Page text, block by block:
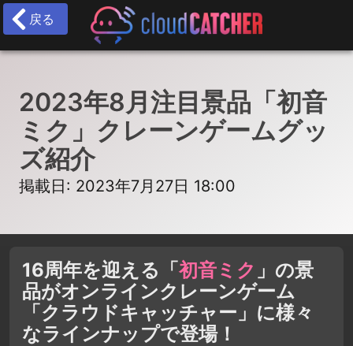
戻る
2023年8月注目景品「初音
ミク」クレーンゲームグッ
ズ紹介
掲載日: 2023年7月27日 18:00
16周年を迎える「初音ミク 」の景
品がオンラインクレーンゲーム
「クラウドキャッチャー」に様々
なラインナップで登場！